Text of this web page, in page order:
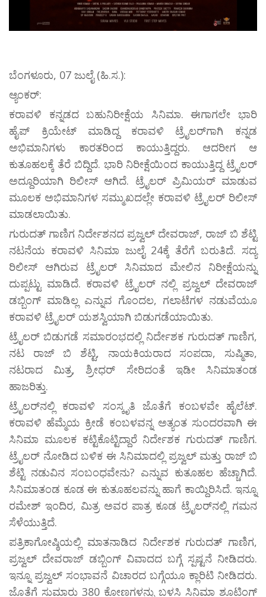
ಬೆಂಗಳೂರು, 07 ಜುಲೈ (ಹಿ.ಸ.):
ಆ್ಯಂಕರ್:
ಕರಾವಳಿ ಕನ್ನಡದ ಬಹುನಿರೀಕ್ಷೆಯ ಸಿನಿಮಾ. ಈಗಾಗಲೇ ಭಾರಿ
ಹೈಪ್ ಕ್ರಿಯೇಟ್ ಮಾಡಿದ್ದ ಕರಾವಳಿ ಟ್ರೈಲರ್‌ಗಾಗಿ ಕನ್ನಡ
ಅಭಿಮಾನಿಗಳು ಕಾರತರಿಂದ ಕಾಯುತ್ತಿದ್ದರು. ಆದರೀಗ ಆ
ಕುತೂಹಲಕ್ಕೆ ತೆರೆ ಬಿದ್ದಿದೆ. ಭಾರಿ ನಿರೀಕ್ಷೆಯಿಂದ ಕಾಯುತ್ತಿದ್ದ ಟ್ರೈಲರ್
ಅದ್ದೂರಿಯಾಗಿ ರಿಲೀಸ್ ಆಗಿದೆ. ಟ್ರೈಲರ್‌ ಪ್ರಿಮಿಯರ್ ಮಾಡುವ
ಮೂಲಕ ಅಭಿಮಾನಿಗಳ ಸಮ್ಮುಖದಲ್ಲೇ ಕರಾವಳಿ ಟ್ರೈಲರ್ ರಿಲೀಸ್
ಮಾಡಲಾಯಿತು.
ಗುರುದತ್ ಗಾಣಿಗ ನಿರ್ದೇಶನದ ಪ್ರಜ್ವಲ್ ದೇವರಾಜ್, ರಾಜ್ ಬಿ ಶೆಟ್ಟಿ
ನಟನೆಯ ಕರಾವಳಿ ಸಿನಿಮಾ ಜುಲೈ 24ಕ್ಕೆ ತೆರೆಗೆ ಬರುತಿದೆ. ಸದ್ಯ
ರಿಲೀಸ್ ಆಗಿರುವ ಟ್ರೈಲರ್ ಸಿನಿಮಾದ ಮೇಲಿನ ನಿರೀಕ್ಷೆಯನ್ನು
ದುಪ್ಪಟ್ಟು ಮಾಡಿದೆ. ಕರಾವಳಿ ಟ್ರೈಲರ್ ನಲ್ಲಿ ಪ್ರಜ್ವಲ್ ದೇವರಾಜ್
ಡಬ್ಬಿಂಗ್ ಮಾಡಿಲ್ಲ ಎನ್ನುವ ಗೊಂದಲ, ಗಲಾಟೆಗಳ ನಡುವೆಯೂ
ಕರಾವಳಿ ಟ್ರೈಲರ್ ಯಶಸ್ವಿಯಾಗಿ ಬಿಡುಗಡೆಯಾಯಿತು.
ಟ್ರೈಲರ್ ಬಿಡುಗಡೆ ಸಮಾರಂಭದಲ್ಲಿ ನಿರ್ದೇಶಕ ಗುರುದತ್ ಗಾಣಿಗ,
ನಟ ರಾಜ್ ಬಿ ಶೆಟ್ಟಿ, ನಾಯಕಿಯರಾದ ಸಂಪದಾ, ಸುಷ್ಮಿತಾ,
ನಟರಾದ ಮಿತ್ರ, ಶ್ರೀಧರ್ ಸೇರಿದಂತೆ ಇಡೀ ಸಿನಿಮಾತಂಡ
ಹಾಜರಿತ್ತು.
ಟ್ರೈಲರ್‍‌ನಲ್ಲಿ ಕರಾವಳಿ ಸಂಸ್ಕೃತಿ ಜೊತೆಗೆ ಕಂಬಳವೇ ಹೈಲೆಟ್.
ಕರಾವಳಿ ಹೆಮ್ಮೆಯ ಕ್ರೀಡೆ ಕಂಬಳವನ್ನ ಅತ್ಯಂತ ಸುಂದರವಾಗಿ ಈ
ಸಿನಿಮಾ ಮೂಲಕ ಕಟ್ಟಿಕೊಟ್ಟಿದ್ದಾರೆ ನಿರ್ದೇಶಕ ಗುರುದತ್ ಗಾಣಿಗ.
ಟ್ರೈಲರ್ ನೋಡಿದ ಬಳಿಕ ಈ ಸಿನಿಮಾದಲ್ಲಿ ಪ್ರಜ್ವಲ್ ಮತ್ತು ರಾಜ್ ಬಿ
ಶೆಟ್ಟಿ ನಡುವಿನ ಸಂಬಂಧವೇನು? ಎನ್ನುವ ಕುತೂಹಲ ಹೆಚ್ಚಾಗಿದೆ.
ಸಿನಿಮಾತಂಡ ಕೂಡ ಈ ಕುತೂಹಲವನ್ನು ಹಾಗೆ ಕಾಯ್ದಿರಿಸಿದೆ. ಇನ್ನೂ
ರಮೇಶ್ ಇಂದಿರ, ಮಿತ್ರ ಅವರ ಪಾತ್ರ ಕೂಡ ಟ್ರೈಲರ್‌ನಲ್ಲಿ ಗಮನ
ಸೆಳೆಯುತ್ತಿದೆ.
ಪತ್ರಿಕಾಗೋಷ್ಠಿಯಲ್ಲಿ ಮಾತನಾಡಿದ ನಿರ್ದೇಶಕ ಗುರುದತ್ ಗಾಣಿಗ,
ಪ್ರಜ್ವಲ್ ದೇವರಾಜ್ ಡಬ್ಬಿಂಗ್ ವಿವಾದದ ಬಗ್ಗೆ ಸ್ಪಷ್ಟನೆ ನೀಡಿದರು.
ಇನ್ನೂ ಪ್ರಜ್ವಲ್ ಸಂಭಾವನೆ ವಿಚಾರದ ಬಗ್ಗೆಯೂ ಕ್ಲಾರಿಟಿ ನೀಡಿದರು.
ಜೊತೆಗೆ ಸುಮಾರು 380 ಕೋಣಗಳನ್ನು ಬಳಸಿ ಸಿನಿಮಾ ಶೂಟಿಂಗ್